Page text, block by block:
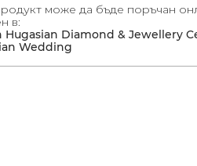
може да бъде поръчан
в:
Hugasian Diamond & Jewellery
Wedding